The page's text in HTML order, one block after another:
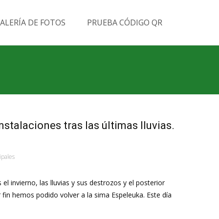
DE FOTOS PRUEBA CÓDIGO QR
tras las últimas lluvias.
invierno, las lluvias y sus destrozos y el posterior
hemos podido volver a la sima Espeleuka. Este día